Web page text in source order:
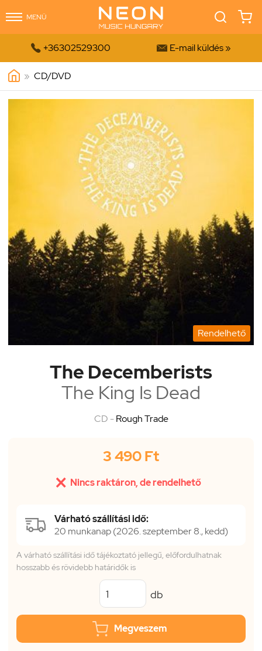
MENÜ
 +36302529300  E-mail küldés »
» CD/DVD
Rendelhető
The Decemberists
The King Is Dead
CD -Rough Trade
3 490 Ft
 Nincs raktáron, de rendelhető
Várható szállítási idő:
20 munkanap (2026. szeptember 8., kedd)
A várható szállítási idő tájékoztató jellegű, előfordulhatnak
hosszabb és rövidebb határidők is
db
Megveszem